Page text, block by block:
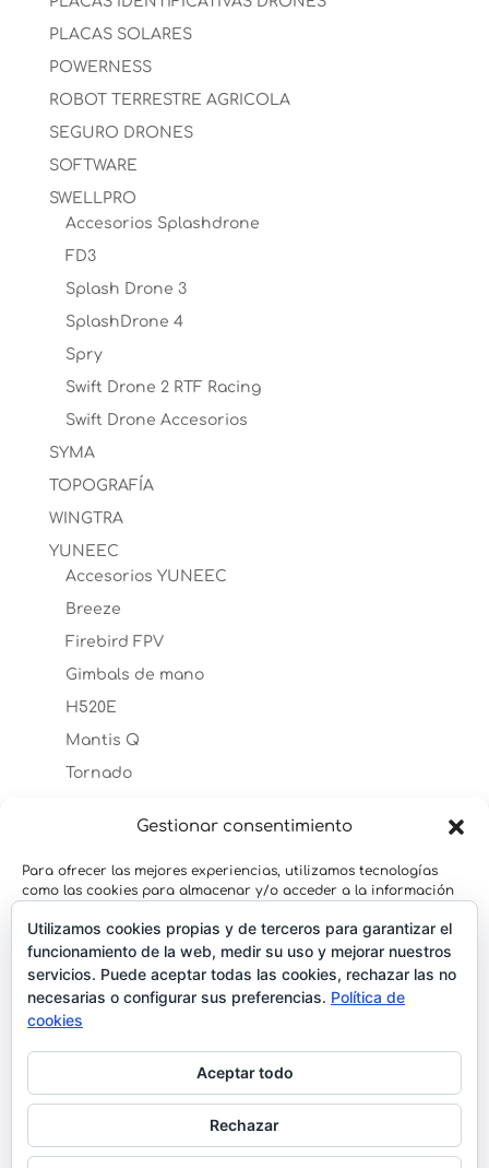
Gestionar consentimiento
Para ofrecer las mejores experiencias, utilizamos tecnologías
como las cookies para almacenar y/o acceder a la información
permitirá procesar datos como el comportamiento de
navegación o las identificaciones únicas en este sitio. No
consentir o retirar el consentimiento, puede afectar
negativamente a ciertas características y funciones.
Aceptar
Denegar
Ver preferencias
PLACAS SOLARES
POWERNESS
ROBOT TERRESTRE AGRICOLA
SEGURO DRONES
SOFTWARE
SWELLPRO
Accesorios Splashdrone
FD3
Splash Drone 3
SplashDrone 4
Spry
Swift Drone 2 RTF Racing
Swift Drone Accesorios
SYMA
TOPOGRAFÍA
WINGTRA
YUNEEC
Accesorios YUNEEC
Breeze
Firebird FPV
Gimbals de mano
H520E
Mantis Q
Tornado
Accesorios Typhoon H
TYPHOON H PLUS
Accesorios Typhoon H Plus
Typhoon H3
Typhoon Q500
YUNEEC H520
Terminos y Condiciones
Utilizamos cookies propias y de terceros para garantizar el
funcionamiento de la web, medir su uso y mejorar nuestros
servicios. Puede aceptar todas las cookies, rechazar las no
necesarias o configurar sus preferencias. Política de
cookies
Aceptar todo
Rechazar